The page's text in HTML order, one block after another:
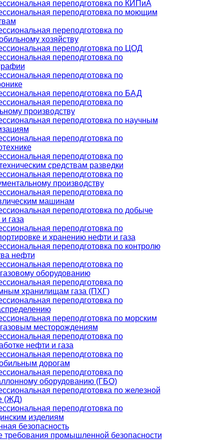
переподготовка по КИПиА
переподготовка по моющим
переподготовка по
хозяйству
переподготовка по ЦОД
переподготовка по
переподготовка по
переподготовка по БАД
переподготовка по
производству
переподготовка по научным
переподготовка по
переподготовка по
средствам разведки
переподготовка по
производству
переподготовка по
машинам
переподготовка по добыче
газа
переподготовка по
и хранению нефти и газа
переподготовка по контролю
нефти
переподготовка по
оборудованию
переподготовка по
хранилищам газа (ПХГ)
переподготовка по
переподготовка по морским
месторождениям
переподготовка по
нефти и газа
переподготовка по
дорогам
переподготовка по
оборудованию (ГБО)
переподготовка по железной
(ЖД)
переподготовка по
изделиям
безопасность
промышленной безопасности